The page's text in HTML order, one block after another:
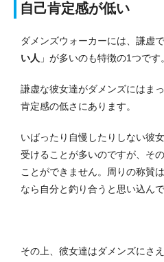
自己肯定感が低い
ダメンズウォーカーには、謙虚
い人 」が多いのも特徴の1つです。
謙虚な彼女達がダメンズにはま
肯定感の低さにあります。
いばったり自慢したりしない彼
受けることが多いのですが、そ
ことができません。周りの称賛
なら自分と釣り合うと思い込ん
その上、彼女達はダメンズにさ